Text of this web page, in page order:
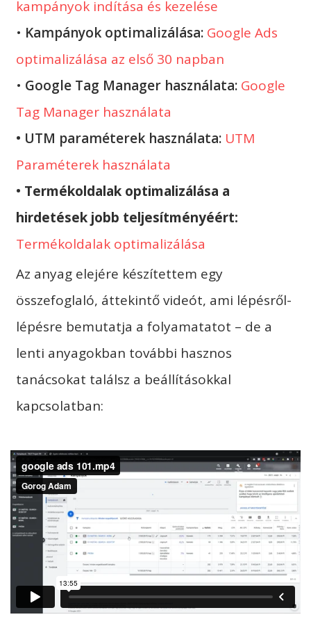
kampányok indítása és kezelése
• Kampányok optimalizálása: Google Ads
optimalizálása az első 30 napban
• Google Tag Manager használata: Google
Tag Manager használata
• UTM paraméterek használata: UTM
Paraméterek használata
• Termékoldalak optimalizálása a
hirdetések jobb teljesítményéért:
Termékoldalak optimalizálása
Az anyag elejére készítettem egy
összefoglaló, áttekintő videót, ami lépésről-
lépésre bemutatja a folyamatatot – de a
lenti anyagokban további hasznos
tanácsokat találsz a beállításokkal
kapcsolatban: